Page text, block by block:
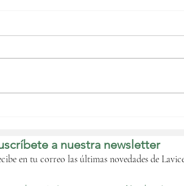
de forma
la crisis que
a nuestra newsletter
en tu correo las últimas novedades de